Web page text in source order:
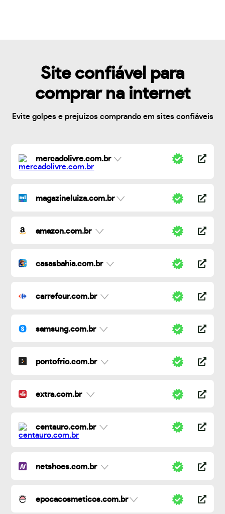
Site confiável para
comprar na internet
Evite golpes e prejuízos comprando em sites confiáveis
mercadolivre.com.br
magazineluiza.com.br
amazon.com.br
casasbahia.com.br
carrefour.com.br
samsung.com.br
pontofrio.com.br
extra.com.br
centauro.com.br
netshoes.com.br
epocacosmeticos.com.br